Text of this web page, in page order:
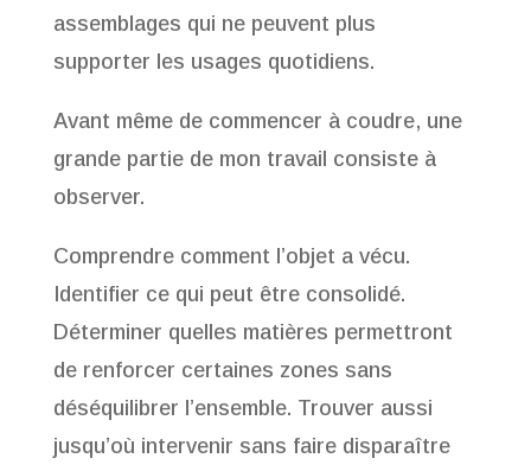
assemblages qui ne peuvent plus
supporter les usages quotidiens.
Avant même de commencer à coudre, une
grande partie de mon travail consiste à
observer.
Comprendre comment l’objet a vécu.
Identifier ce qui peut être consolidé.
Déterminer quelles matières permettront
de renforcer certaines zones sans
déséquilibrer l’ensemble. Trouver aussi
jusqu’où intervenir sans faire disparaître